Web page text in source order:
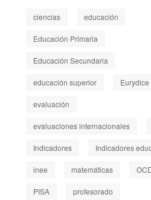
ciencias educación
Educación Primaria
Educación Secundaria
educación superior Eurydice
evaluación
evaluaciones internacionales
Indicadores Indicadores
inee matemáticas
PISA profesorado